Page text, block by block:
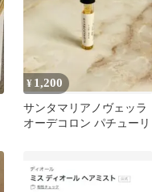
¥ 1,200
サンタマリアノヴェッラ
オーデコロン パチューリ